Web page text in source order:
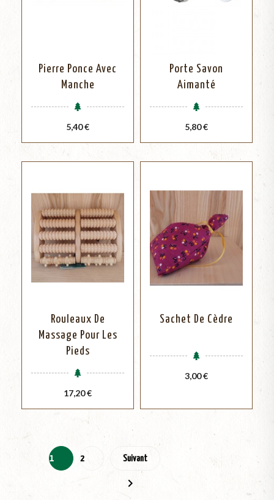
Pierre Ponce Avec
Manche
Prix
5,40 €
Porte Savon
Aimanté
Prix
5,80 €
Rouleaux De
Massage Pour Les
Pieds
Prix
17,20 €
Sachet De Cèdre
Prix
3,00 €
1 2 Suivant
